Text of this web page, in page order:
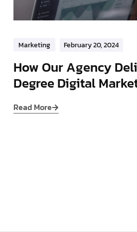
Marketing February 20, 2024
How Our Agency
Degree Digital
Read More